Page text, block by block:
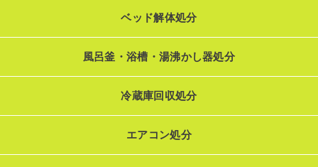
ベッド解体処分
風呂釜・浴槽・湯沸かし器処分
冷蔵庫回収処分
エアコン処分